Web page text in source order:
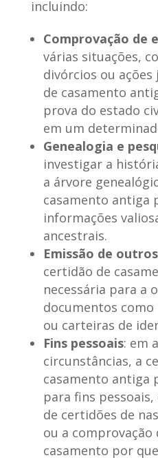
incluindo:
Comprovação de
várias situações,
divórcios ou
de casamento
prova do estado
em um
Genealogia e
investigar a
a árvore
casamento antiga
informações
ancestrais.
Emissão de
certidão de
necessária para a
documentos
ou carteiras de
Fins pessoais: em
circunstâncias, a
casamento antiga
para fins
de certidões de
ou a comprovação
casamento por